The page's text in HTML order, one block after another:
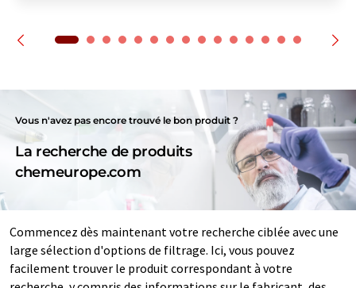
Vous n'avez pas encore trouvé le bon produit ?
La recherche de produits
chemeurope.com
Commencez dès maintenant votre recherche ciblée avec une
large sélection d'options de filtrage. Ici, vous pouvez
facilement trouver le produit correspondant à votre